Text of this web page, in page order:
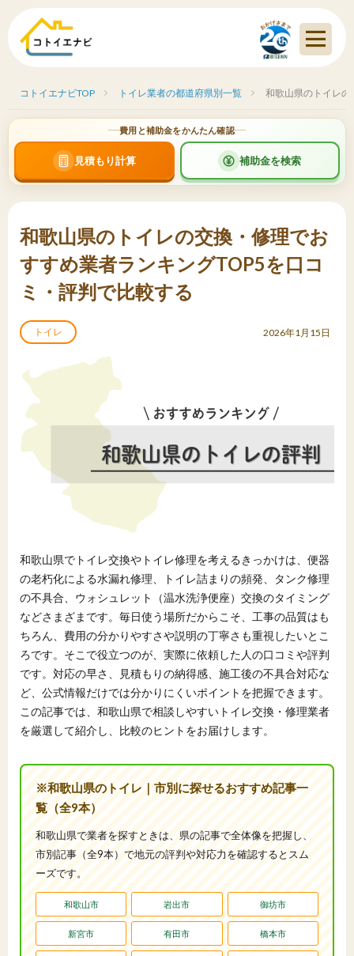
コトイエナビTOP トイレ業者の都道府県別一覧 和歌山県のトイレ
費用と補助金をかんたん確認
見積もり計算 補助金を検索
和歌山県のトイレの交換・修理でお
すすめ業者ランキングTOP5を口コ
ミ・評判で比較する
トイレ 2026年1月15日
和歌山県でトイレ交換やトイレ修理を考えるきっかけは、便器
の老朽化による水漏れ修理、トイレ詰まりの頻発、タンク修理
の不具合、ウォシュレット（温水洗浄便座）交換のタイミング
などさまざまです。毎日使う場所だからこそ、工事の品質はも
ちろん、費用の分かりやすさや説明の丁寧さも重視したいとこ
ろです。そこで役立つのが、実際に依頼した人の口コミや評判
です。対応の早さ、見積もりの納得感、施工後の不具合対応な
ど、公式情報だけでは分かりにくいポイントを把握できます。
この記事では、和歌山県で相談しやすいトイレ交換・修理業者
を厳選して紹介し、比較のヒントをお届けします。
※和歌山県のトイレ｜市別に探せるおすすめ記事一
覧（全9本）
和歌山県で業者を探すときは、県の記事で全体像を把握し、
市別記事（全9本）で地元の評判や対応力を確認するとスム
ーズです。
和歌山市 岩出市 御坊市
新宮市 有田市 橋本市